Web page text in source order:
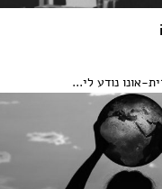
אונו נודע לי...